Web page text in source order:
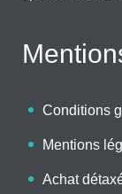
Conditions
Mentions
Achat